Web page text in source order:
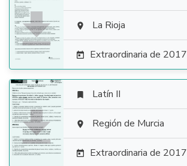
  La Rioja
 Extraordinaria de 2017

 Latín II
 Región de Murcia
 Extraordinaria de 2017